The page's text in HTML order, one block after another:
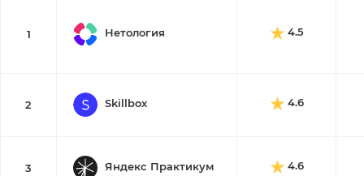
1 Нетология 4.5
2 Skillbox 4.6
3 Яндекс Практикум 4.6